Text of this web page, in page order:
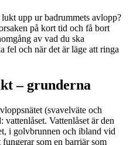
upp ur badrummets avlopp?
på kort tid och få bort
av vad du ska
fel och när det är läge att ringa
– grunderna
(svavelväte och
Vattenlåset är den
i golvbrunnen och ibland vid
som en barriär som